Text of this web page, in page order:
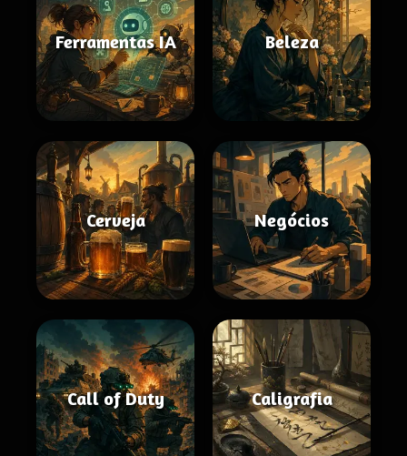
Ferramentas IA Beleza
Cerveja Negócios
Call of Duty Caligrafia